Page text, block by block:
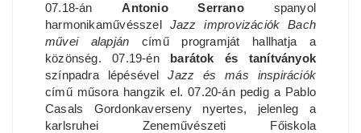
07.18-ánAntonio Serranospanyol
harmonikaművésszelJazz improvizációk Bach
művei alapján című programját hallhatja a
közönség. 07.19-én barátok és tanítványok
színpadra lépésévelJazz és más inspirációk
című műsora hangzik el. 07.20-án pedig a Pablo
Casals Gordonkaverseny nyertes, jelenleg a
karlsruhei Zeneművészeti Főiskola